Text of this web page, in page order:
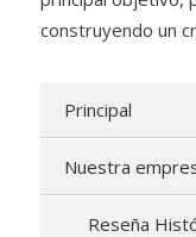
construyendo un
Principal
Nuestra
Reseña